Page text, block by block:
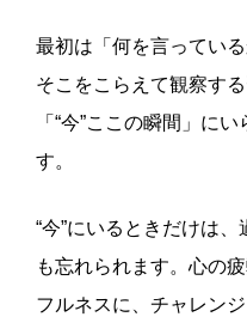
最初は「何を言ってい
そこをこらえて観察す
「“今”ここの瞬間」に
す。
“今”にいるときだけは
も忘れられます。心の
フルネスに、チャレン